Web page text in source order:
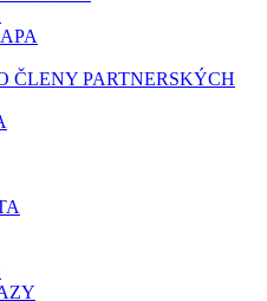
ČLENY PARTNERSKÝCH